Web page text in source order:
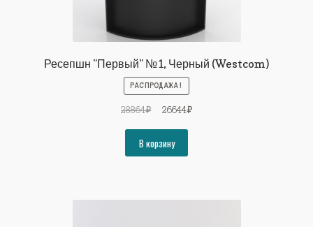
Ресепшн "Первый" №1, Черный (Westcom)
РАСПРОДАЖА!
28864₽
Первоначальная
составляла
28864₽.
26644₽Текущая
В корзину